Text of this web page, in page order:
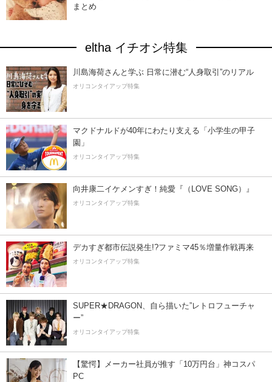
まとめ
eltha イチオシ特集
川島海荷さんと学ぶ 日常に潜む“人身取引”のリアル
オリコンタイアップ特集
マクドナルドが40年にわたり支える「小学生の甲子
園」
オリコンタイアップ特集
向井康二イケメンすぎ！純愛『（LOVE SONG）』
オリコンタイアップ特集
デカすぎ都市伝説発生!?ファミマ45％増量作戦再来
オリコンタイアップ特集
SUPER★DRAGON、自ら描いた”レトロフューチャ
ー”
オリコンタイアップ特集
【驚愕】メーカー社員が推す「10万円台」神コスパ
PC